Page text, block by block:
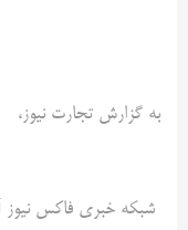
به گزارش تجارت نیوز،
شبکه خبری فاکس نیوز